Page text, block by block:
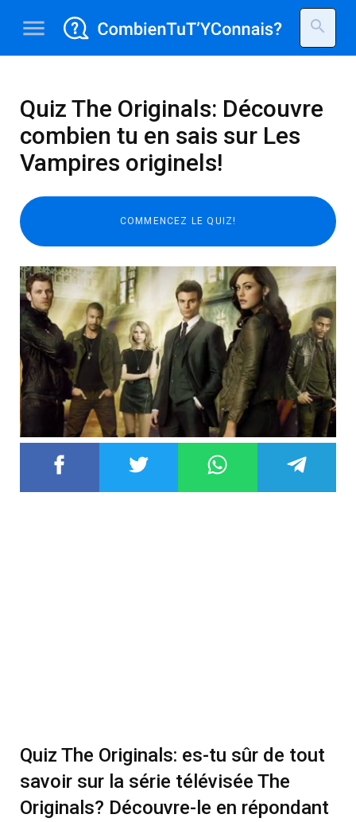
menu search
Quiz The Originals: Découvre
combien tu en sais sur Les
Vampires originels!
Quiz The Originals: es-tu sûr de tout
savoir sur la série télévisée The
Originals? Découvre-le en répondant